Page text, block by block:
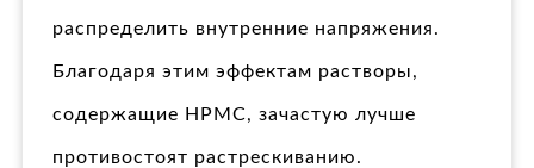
распределить внутренние напряжения.
Благодаря этим эффектам растворы,
содержащие HPMC, зачастую лучше
противостоят растрескиванию.